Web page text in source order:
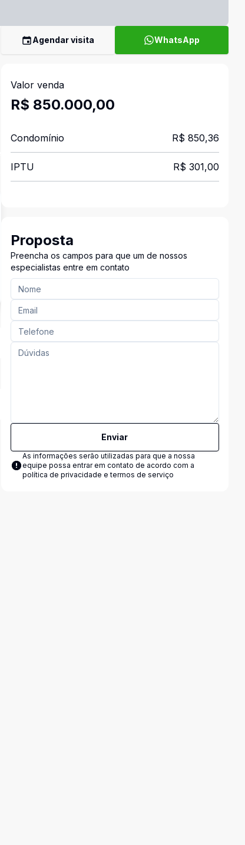
Agendar visita WhatsApp
Valor venda
R$ 850.000,00
Condomínio R$ 850,36
IPTU R$ 301,00
Proposta
Preencha os campos para que um de nossos
especialistas entre em contato
Enviar
As informações serão utilizadas para que a nossa
equipe possa entrar em contato de acordo com a
política de privacidade e termos de serviço